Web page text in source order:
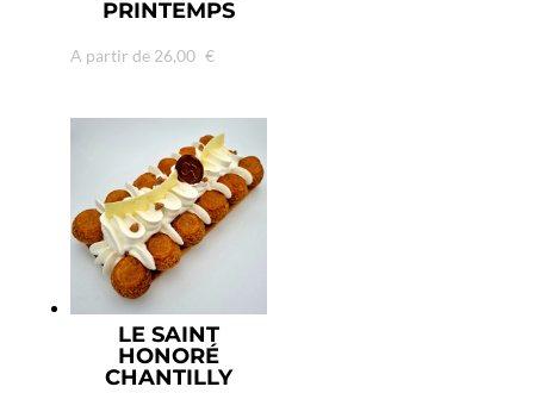
PRINTEMPS
A partir de 26,00 €
LE SAINT
HONORÉ
CHANTILLY